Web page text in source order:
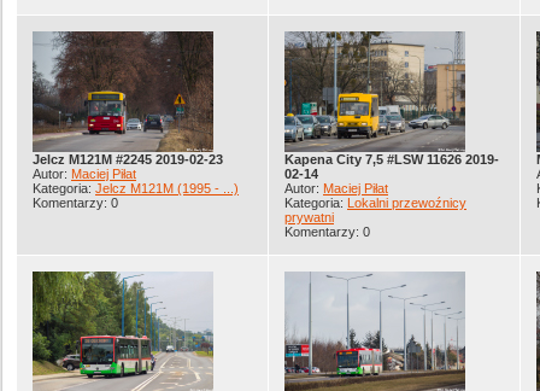
Jelcz M121M #2245 2019-02-23
Autor: Maciej Piłat
Kategoria: Jelcz M121M (1995 - ...)
Komentarzy: 0
Kapena City 7,5 #LSW 11626 2019-
02-14
Autor: Maciej Piłat
Kategoria: Lokalni przewoźnicy
prywatni
Komentarzy: 0